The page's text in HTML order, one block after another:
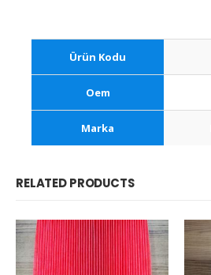
Ürün Kodu
Oem
Marka
RELATED PRODUCTS